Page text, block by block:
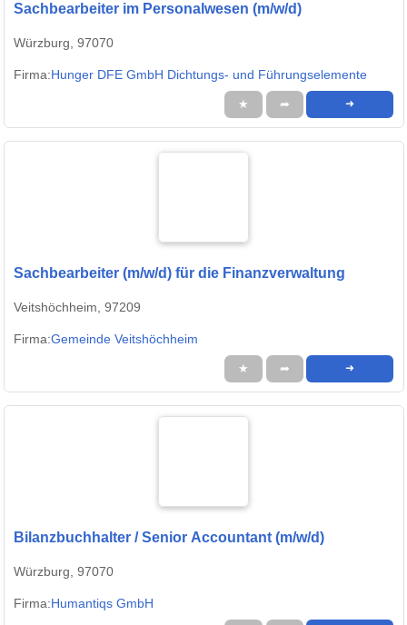
Sachbearbeiter im Personalwesen (m/w/d)
Würzburg, 97070
Firma:Hunger DFE GmbH Dichtungs- und Führungselemente
★ ➦ ➜
Sachbearbeiter (m/w/d) für die Finanzverwaltung
Veitshöchheim, 97209
Firma:Gemeinde Veitshöchheim
★ ➦ ➜
Bilanzbuchhalter / Senior Accountant (m/w/d)
Würzburg, 97070
Firma:Humantiqs GmbH